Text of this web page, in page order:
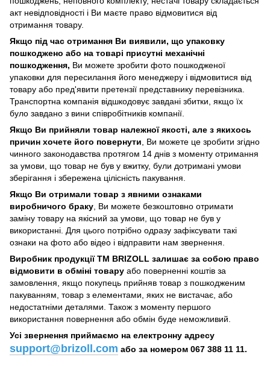
акт невідповідності і Ви маєте право відмовитися від
отримання товару.
Якщо під час отримання Ви виявили, що упаковку
пошкоджено або на товарі присутні механічні
пошкодження, Ви можете зробити фото пошкодженої
упаковки для пересилання його менеджеру і відмовитися від
товару або пред'явити претензії представнику перевізника.
Транспортна компанія відшкодовує завдані збитки, якщо їх
було завдано з вини співробітників компанії.
Якщо Ви прийняли товар належної якості, але з якихось
причин хочете його повернути, Ви можете це зробити згідно
чинного законодавства протягом 14 днів з моменту отримання
за умови, що товар не був у вжитку, були дотримані умови
зберігання і збережена цілісність пакування.
Якщо Ви отримали товар з явними ознаками
виробничого браку, Ви можете безкоштовно отримати
заміну товару на якісний за умови, що товар не був у
використанні. Для цього потрібно одразу зафіксувати такі
ознаки на фото або відео і відправити нам звернення.
Виробник продукції ТМ BRIZOLL залишає за собою право
відмовити в обміні товару або поверненні коштів за
замовлення, якщо покупець прийняв товар з пошкодженим
пакуванням, товар з елементами, яких не вистачає, або
недостатніми деталями. Також з моменту першого
використання повернення або обмін буде неможливий.
Усі звернення приймаємо на електронну адресу
support@brizoll.com або за номером 067 388 11 11.